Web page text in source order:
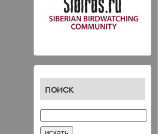
поиск